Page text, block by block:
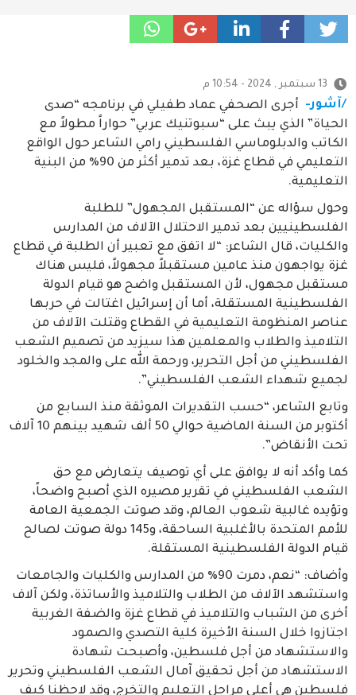
13 سبتمبر , 2024 - 10:54 م
/آشور- أجرى الصحفي عماد طفيلي في برنامجه “صدى
الحياة” الذي يبث على “سبوتنيك عربي” حواراً مطولاً مع
الكاتب والدبلوماسي الفلسطيني رامي الشاعر حول الواقع
التعليمي في قطاع غزة، بعد تدمير أكثر من 90% من البنية
التعليمية.
وحول سؤاله عن “المستقبل المجهول” للطلبة
الفلسطينيين بعد تدمير الاحتلال الآلاف من المدارس
والكليات، قال الشاعر: “لا اتفق مع تعبير أن الطلبة في قطاع
غزة يواجهون منذ عامين مستقبلاً مجهولاً، فليس هناك
مستقبل مجهول، لأن المستقبل واضح هو قيام الدولة
الفلسطينية المستقلة، أما أن إسرائيل اغتالت في حربها
عناصر المنظومة التعليمية في القطاع وقتلت الآلاف من
التلاميذ والطلاب والمعلمين هذا سيزيد من تصميم الشعب
الفلسطيني من أجل التحرير، ورحمة الله على والمجد والخلود
لجميع شهداء الشعب الفلسطيني”.
وتابع الشاعر، “حسب التقديرات الموثقة منذ السابع من
أكتوبر من السنة الماضية حوالي 50 ألف شهيد بينهم 10 آلاف
تحت الأنقاض”.
كما وأكد أنه لا يوافق على أي توصيف يتعارض مع حق
الشعب الفلسطيني في تقرير مصيره الذي أصبح واضحاً،
وتؤيده غالبية شعوب العالم، وقد صوتت الجمعية العامة
للأمم المتحدة بالأغلبية الساحقة، و145 دولة صوتت لصالح
قيام الدولة الفلسطينية المستقلة.
وأضاف: “نعم، دمرت 90% من المدارس والكليات والجامعات
واستشهد الآلاف من الطلاب والتلاميذ والأساتذة، ولكن آلاف
أخرى من الشباب والتلاميذ في قطاع غزة والضفة الغربية
اجتازوا خلال السنة الأخيرة كلية التصدي والصمود
والاستشهاد من أجل فلسطين، وأصبحت شهادة
الاستشهاد من أجل تحقيق آمال الشعب الفلسطيني وتحرير
فلسطين هي أعلى مراحل التعليم والتخرج، وقد لاحظنا كيف